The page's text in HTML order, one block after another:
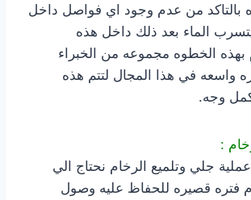
بالتاكد من عدم وجود اي فواصل داخل
الماء بعد ذلك داخل هذه
بهذه الخطوه مجموعه من الخبراء
واسعه في هذا المجال لتتم هذه
وجه.
:
عملية جلي وتلميع الرخام نحتاج الي
فتره قصيره للحفاظ عليه وصول